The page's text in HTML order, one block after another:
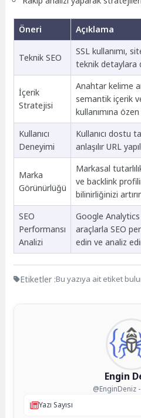
Öneri Açıklama
Teknik SEO
SSL kullanımı,
teknik detaylara
İçerik
Stratejisi
Anahtar kelime
semantik içerik
kullanımına
Kullanıcı
Deneyimi
Kullanıcı dostu
anlaşılır URL
Marka
Görünürlüğü
Markasal
ve backlink
bilinirliğinizi
SEO
Performansı
Analizi
Google
araçlarla SEO
edin ve analiz
Etiketler :Bu yazıya ait etiket
Engin
@EnginDeniz -
Yazı Sayısı